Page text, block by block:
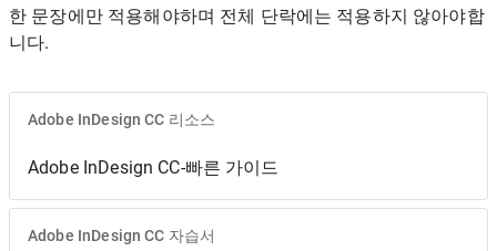
한 문장에만 적용해야하며 전체 단락에는 적용하지 않아야합
니다.
Adobe InDesign CC 리소스
Adobe InDesign CC-빠른 가이드
Adobe InDesign CC 자습서